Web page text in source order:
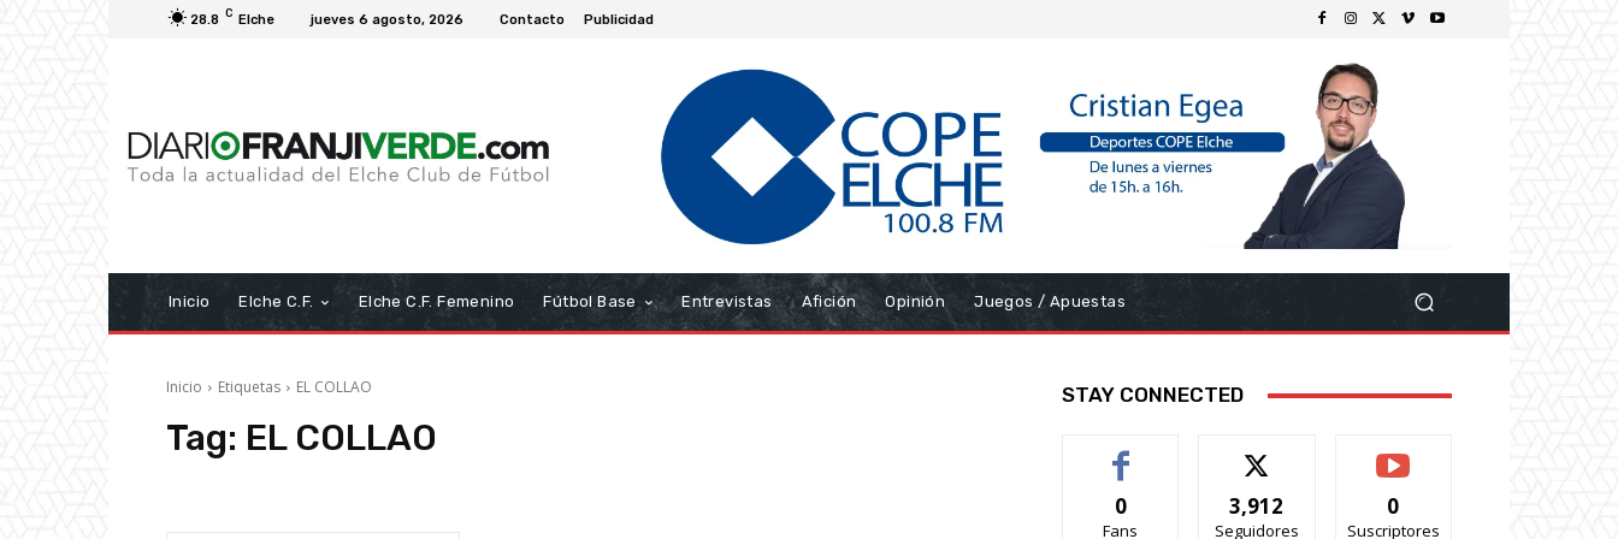
28.8 C Elche jueves 6 agosto, 2026 Contacto Publicidad
Inicio Elche C.F. Elche C.F. Femenino Fútbol Base Entrevistas Afición Opinión Juegos / Apuestas
Inicio Etiquetas EL COLLAO
Tag: EL COLLAO
STAY CONNECTED
0
Fans
3,912
Seguidores
0
Suscriptores